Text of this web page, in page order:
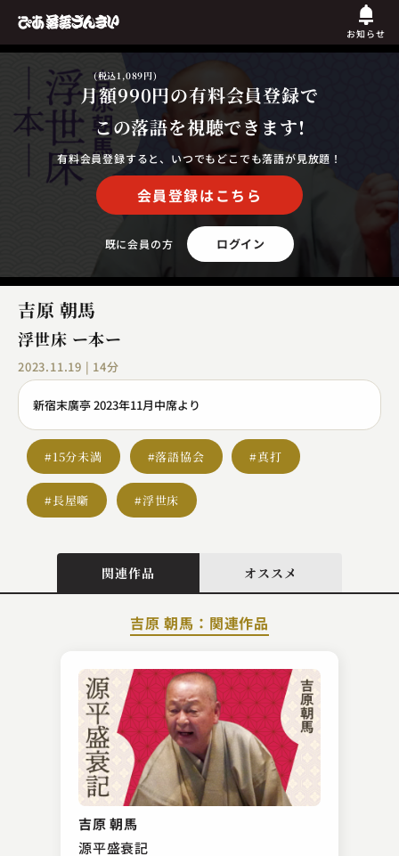
お知らせ
月額990円
(税込1,089円)
の有料会員登録で
この落語を視聴できます!
有料会員登録すると、いつでもどこでも落語が見放題！
会員登録はこちら
既に会員の方 ログイン
吉原 朝馬
浮世床 ー本ー
2023.11.19 | 14分
新宿末廣亭 2023年11月中席より
#15分未満 #落語協会 #真打
#長屋噺 #浮世床
関連作品 オススメ
吉原 朝馬：関連作品
吉原 朝馬
源平盛衰記
三遊亭 天どん
釜泥
2023.06.02 | 11分